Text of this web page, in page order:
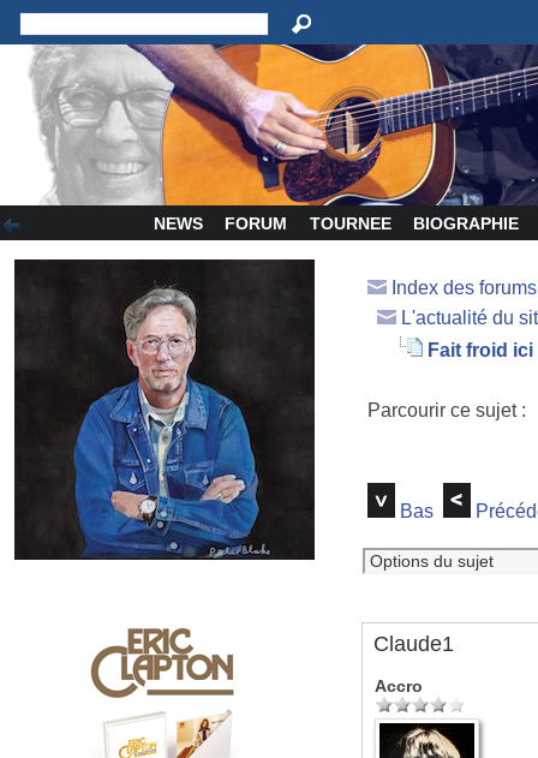
NEWS FORUM TOURNEE BIOGRAPHIE
Index des
L'actualité du
Fait froid ici
Parcourir ce sujet
Bas
Claude1
Accro